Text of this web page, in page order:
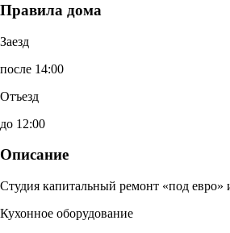
Правила дома
Заезд
после 14:00
Отъезд
до 12:00
Описание
Студия капитальный ремонт «под евро»
Кухонное оборудование